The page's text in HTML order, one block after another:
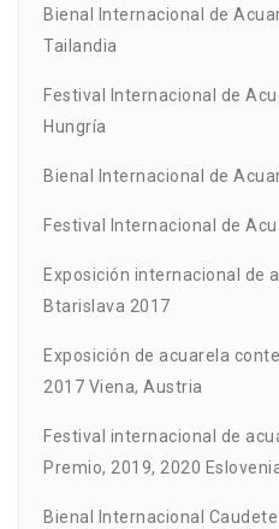
Bienal Internacional de
Tailandia
Festival Internacional de
Hungría
Bienal Internacional de
Festival Internacional de
Exposición internacional de
Btarislava 2017
Exposición de acuarela
2017 Viena, Austria
Festival internacional de
Premio, 2019, 2020
Bienal Internacional